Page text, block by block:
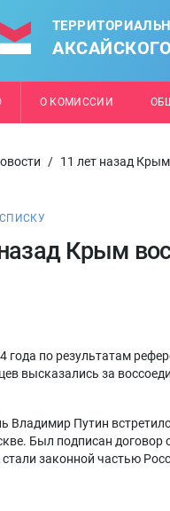
О КОМИССИИ
/ 11 лет назад
СПИСКУ
Крым
года по результатам
высказались за
Владимир Путин
Был подписан договор
законной частью